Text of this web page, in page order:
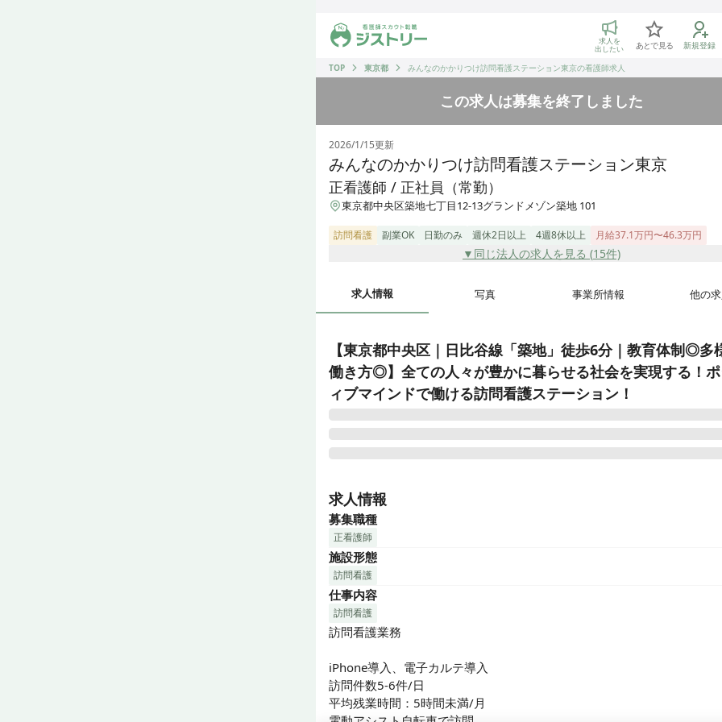
ジストリー 看護師の転職マッチング
求人を
出したい あとで見る
新規登録
TOP
東京都 みんなのかかりつけ訪問看護ステーション東京の看護師求人
この求人は募集を終了しました
2026/1/15更新
みんなのかかりつけ訪問看護ステーション東京
正看護師 / 正社員（常勤）
東京都中央区築地七丁目12-13グランドメゾン築地 101
訪問看護 副業OK 日勤のみ 週休2日以上 4週8休以上 月給37.1万円〜46.3万円
▼同じ法人の求人を見る (15件)
求人情報 写真 事業所情報 他の
【東京都中央区｜日比谷線「築地」徒歩6分｜教育体制◎多
働き方◎】全ての人々が豊かに暮らせる社会を実現する！
ィブマインドで働ける訪問看護ステーション！
何よりも働く仲間を大事にできる方、そして当社の「想い」に共感して
る方を求めています。
～デザインケアの特徴～
☆週休3日可能な時短常勤制度あり
☆批判しない・悪口を言わない文化
☆有休取得率ほぼ100％◎年間休日+有休＝年間120日以上の休日
☆入社者のほとんどが訪看未経験
☆給与も連動する独自のクリニカルラダーで公平に実力を評価
求人情報
募集職種
正看護師
施設形態
訪問看護
仕事内容
訪問看護
訪問看護業務
iPhone導入、電子カルテ導入
訪問件数5-6件/日
平均残業時間：5時間未満/月